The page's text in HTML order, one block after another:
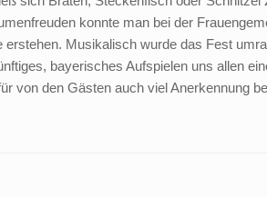
konnte man bei der
erstehen. Musikalisch wurde das Fest
bayerisches Aufspielen uns allen
von den Gästen auch viel Anerkennung